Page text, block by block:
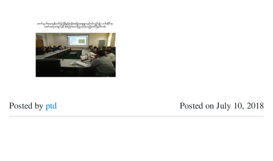
Posted by ptd Posted on July 10, 2018